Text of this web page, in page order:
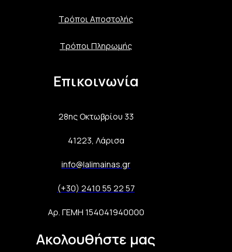
Τρόποι Αποστολής
Τρόποι Πληρωμής
Επικοινωνία
28ης Οκτωβρίου 33
41223, Λάρισα
info@lalimainas.gr
(+30) 2410 55 22 57
Αρ. ΓΕΜΗ 154041940000
Ακολουθήστε μας